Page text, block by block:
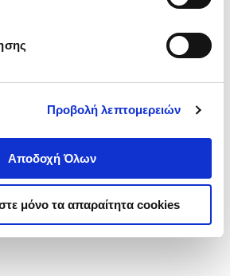
Προβολή λεπτομερειών
Αποδοχή Όλων
μόνο τα απαραίτητα cookies